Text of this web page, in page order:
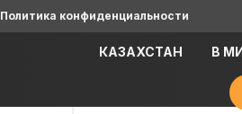
Политика конфиденциальности
КАЗАХСТАН В